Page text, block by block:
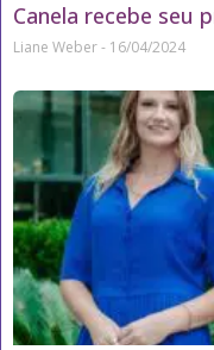
Canela recebe seu
Liane Weber 16/04/2024